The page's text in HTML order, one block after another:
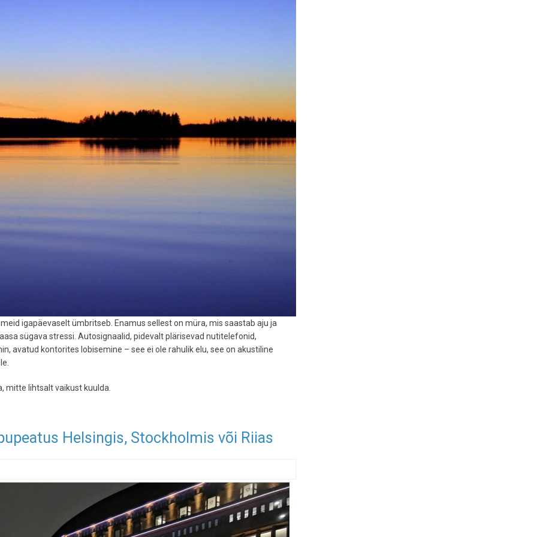
igapäevaselt ümbritseb. Enamus sellest on müra, mis saastab aju ja
sügava stressi. Autosignaalid, pidevalt plärisevad nutitelefonid,
avatud kontorites lobisemine – see ei ole rahulik elu, see on akustiline
mitte lihtsalt vaikust kuulda.
Helsingis, Stockholmis või Riias